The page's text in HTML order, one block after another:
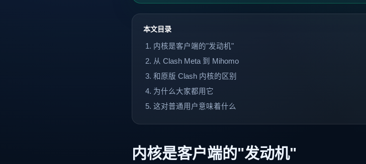
本文目录
内核是客户端的"发动机"
从 Clash Meta 到 Mihomo
和原版 Clash 内核的区别
为什么大家都用它
这对普通用户意味着什么
内核是客户端的"发动机"